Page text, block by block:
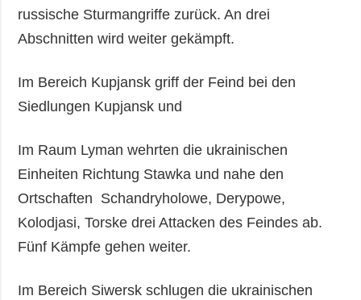
russische Sturmangriffe zurück. An drei
Abschnitten wird weiter gekämpft.
Im Bereich Kupjansk griff der Feind bei den
Siedlungen Kupjansk und
Im Raum Lyman wehrten die ukrainischen
Einheiten Richtung Stawka und nahe den
Ortschaften Schandryholowe, Derypowe,
Kolodjasi, Torske drei Attacken des Feindes ab.
Fünf Kämpfe gehen weiter.
Im Bereich Siwersk schlugen die ukrainischen